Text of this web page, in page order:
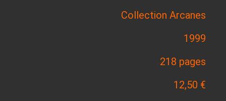
Collection Arcanes
1999
218 pages
12,50 €